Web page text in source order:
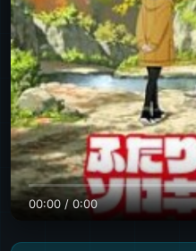
00:00/ 0:00